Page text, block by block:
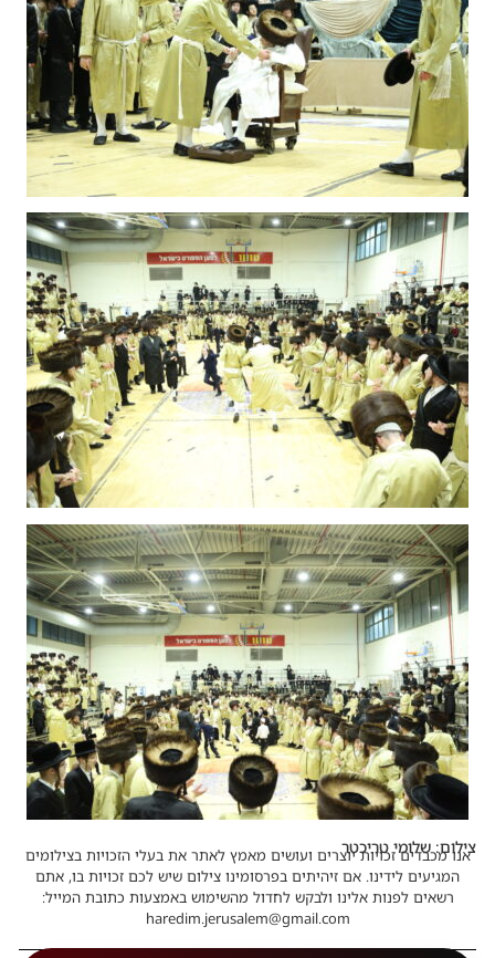
צילום: שלומי טריכטר
אנו מכבדים זכויות יוצרים ועושים מאמץ לאתר את בעלי הזכויות בצילומים
המגיעים לידינו. אם זיהיתים בפרסומינו צילום שיש לכם זכויות בו, אתם
רשאים לפנות אלינו ולבקש לחדול מהשימוש באמצעות כתובת המייל:
haredim.jerusalem@gmail.com